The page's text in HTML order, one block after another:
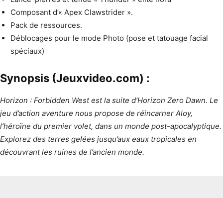
Composant d’« Apex Clawstrider ».
Pack de ressources.
Déblocages pour le mode Photo (pose et tatouage facial
spéciaux)
Synopsis (Jeuxvideo.com) :
Horizon : Forbidden West est la suite d’Horizon Zero Dawn. Le
jeu d’action aventure nous propose de réincarner Aloy,
l’héroïne du premier volet, dans un monde post-apocalyptique.
Explorez des terres gelées jusqu’aux eaux tropicales en
découvrant les ruines de l’ancien monde.